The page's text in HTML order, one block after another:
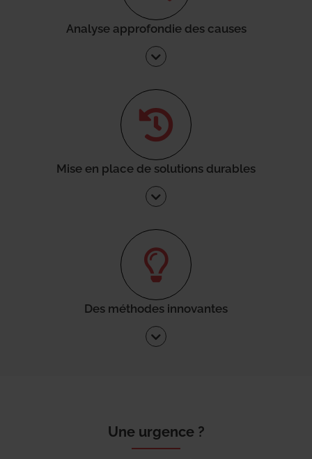
Analyse approfondie des causes
Mise en place de solutions durables
Des méthodes innovantes
Une urgence ?